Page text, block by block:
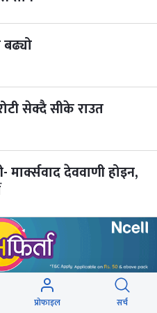
सेक्दै सीके राउत
मार्क्सवाद देववाणी होइन,
फिर्ता दिन
जग्गामा लाग्ने विकास
प्रोफाइल सर्च